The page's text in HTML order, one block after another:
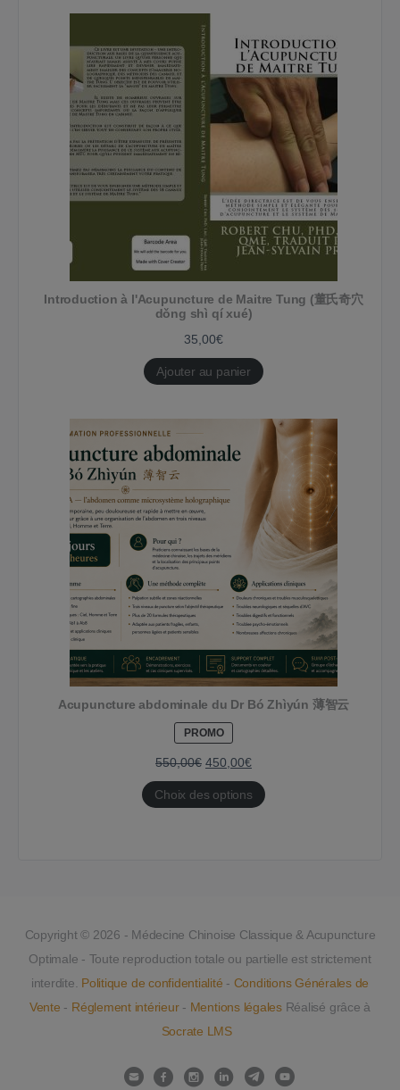
Introduction à l'Acupuncture de Maitre Tung (董氏奇穴
dǒng shì qí xué)
35,00€
Ajouter au panier
Acupuncture abdominale du Dr Bó Zhìyún 薄智云
PROMOPRODUIT
EN
PROMOTION
550,00€ 450,00€
Choix des options
Copyright © 2026 - Médecine Chinoise Classique & Acupuncture
Optimale - Toute reproduction totale ou partielle est strictement
interdite. Politique de confidentialité - Conditions Générales de
Vente - Réglement intérieur- Mentions légalesRéalisé grâce à
Socrate LMS